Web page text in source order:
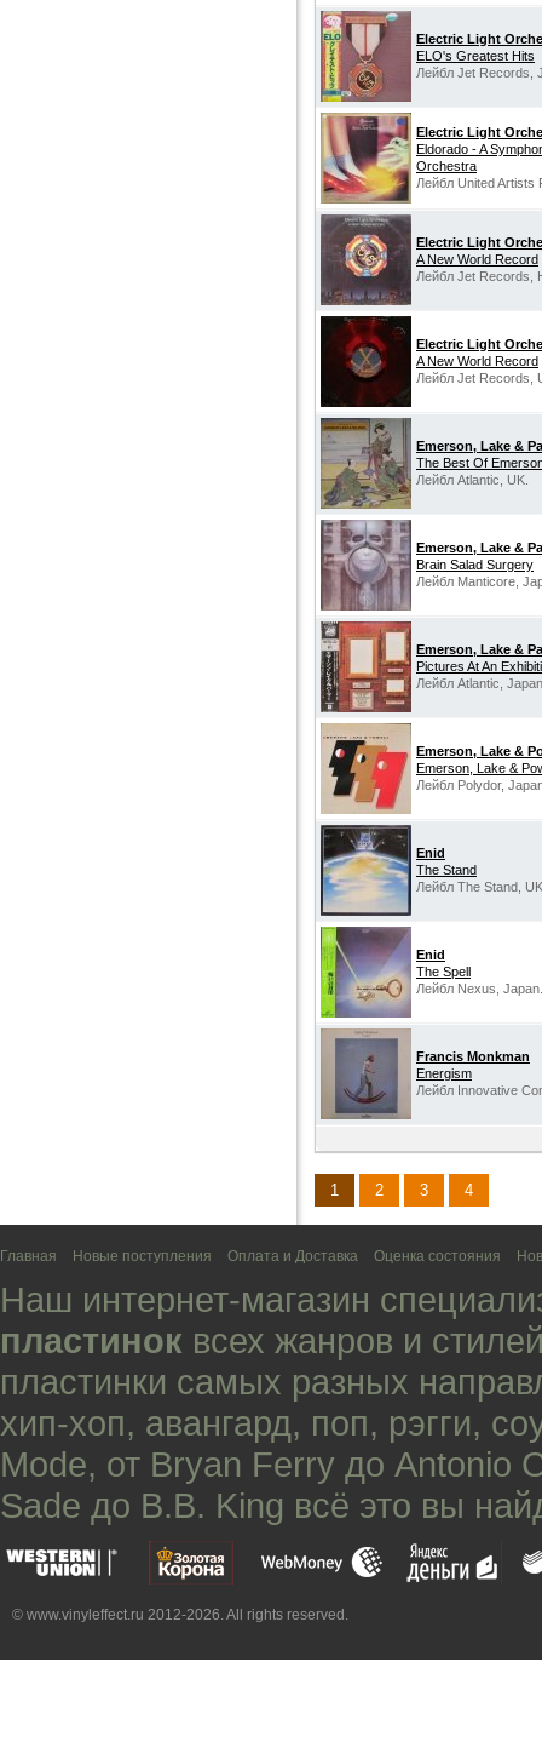
Electric Light
ELO's Greatest Hits
Лейбл Jet Records,
Electric Light
Eldorado - A
Orchestra
Лейбл United Artists
Electric Light
A New World Record
Лейбл Jet Records,
Electric Light
A New World Record
Лейбл Jet Records,
Emerson, Lake &
‎The Best Of
Лейбл Atlantic, UK.
Emerson, Lake &
Brain Salad Surgery
Лейбл Manticore,
Emerson, Lake &
Pictures At An
Лейбл Atlantic,
Emerson, Lake &
Emerson, Lake &
Лейбл Polydor,
Enid
The Stand
Лейбл The Stand,
Enid
The Spell
Лейбл Nexus, Japan.
Francis Monkman
Energism
Лейбл Innovative
1 2 3 4
Главная Новые поступления Оплата и Доставка Оценка состояния
Наш интернет-магазин
пластинок всех жанров и
пластинки самых разных
хип-хоп, авангард, поп, рэгги,
Mode, от Bryan Ferry до Antonio
Sade до B.B. King всё это вы
© www.vinyleffect.ru 2012-2026. All rights reserved.